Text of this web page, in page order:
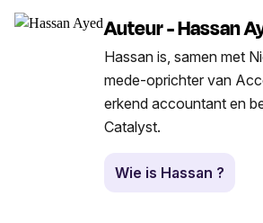
Auteur - Hassan
Hassan is, samen met
mede-oprichter van
erkend accountant en
Catalyst.
Wie is Hassan ?